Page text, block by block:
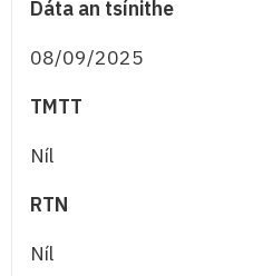
Dáta an tsínithe
08/09/2025
TMTT
Níl
RTN
Níl